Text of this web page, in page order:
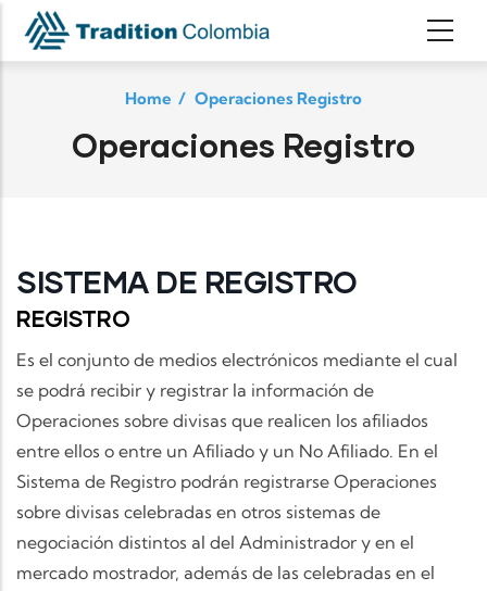
Skip to main content
Home / Operaciones Registro
Operaciones Registro
SISTEMA DE REGISTRO
REGISTRO
Es el conjunto de medios electrónicos mediante el cual
se podrá recibir y registrar la información de
Operaciones sobre divisas que realicen los afiliados
entre ellos o entre un Afiliado y un No Afiliado. En el
Sistema de Registro podrán registrarse Operaciones
sobre divisas celebradas en otros sistemas de
negociación distintos al del Administrador y en el
mercado mostrador, además de las celebradas en el